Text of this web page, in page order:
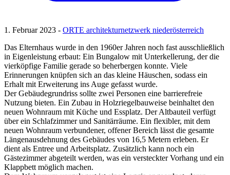
1. Februar 2023 - ORTE architekturnetzwerk niederösterreich
Das Elternhaus wurde in den 1960er Jahren noch fast ausschließlich
in Eigenleistung erbaut: Ein Bungalow mit Unterkellerung, der die
vierköpfige Familie gerade so beherbergen konnte. Viele
Erinnerungen knüpfen sich an das kleine Häuschen, sodass ein
Erhalt mit Erweiterung ins Auge gefasst wurde.
Der Gebäudegrundriss sollte zwei Personen eine barrierefreie
Nutzung bieten. Ein Zubau in Holzriegelbauweise beinhaltet den
neuen Wohnraum mit Küche und Essplatz. Der Altbauteil verfügt
über ein Schlafzimmer und Sanitärräume. Ein flexibler, mit dem
neuen Wohnraum verbundener, offener Bereich lässt die gesamte
Längenausdehnung des Gebäudes von 16,5 Metern erleben. Er
dient als Entree und Arbeitsplatz. Zusätzlich kann noch ein
Gästezimmer abgeteilt werden, was ein versteckter Vorhang und ein
Klappbett möglich machen.